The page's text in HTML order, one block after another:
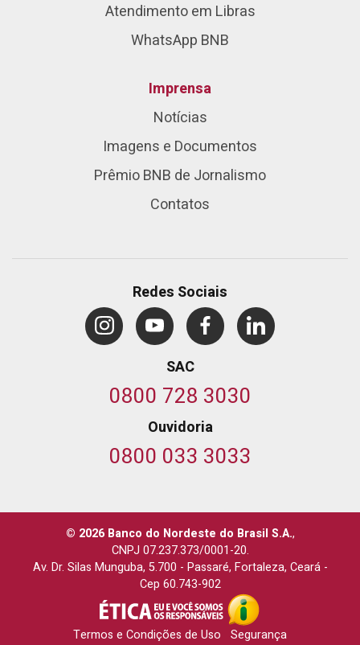
Atendimento em Libras
WhatsApp BNB
Imprensa
Notícias
Imagens e Documentos
Prêmio BNB de Jornalismo
Contatos
Redes Sociais
SAC
0800 728 3030
Ouvidoria
0800 033 3033
© 2026 Banco do Nordeste do Brasil S.A.,
CNPJ 07.237.373/0001-20.
Av. Dr. Silas Munguba, 5.700 - Passaré, Fortaleza, Ceará-
Cep 60.743-902
Termos e Condições de Uso
Segurança